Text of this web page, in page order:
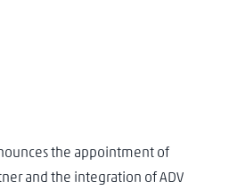
the appointment of
and the integration of ADV